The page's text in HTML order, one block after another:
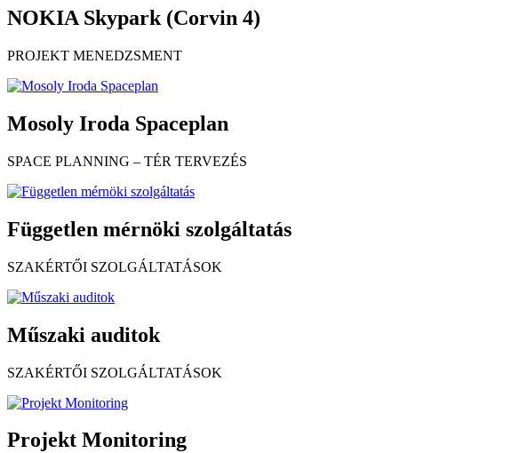
NOKIA Skypark (Corvin 4)
PROJEKT MENEDZSMENT
Mosoly Iroda Spaceplan
SPACE PLANNING – TÉR TERVEZÉS
Független mérnöki szolgáltatás
SZAKÉRTŐI SZOLGÁLTATÁSOK
Műszaki auditok
SZAKÉRTŐI SZOLGÁLTATÁSOK
Projekt Monitoring